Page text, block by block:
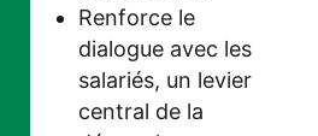
Renforce le
dialogue avec les
salariés, un levier
central de la